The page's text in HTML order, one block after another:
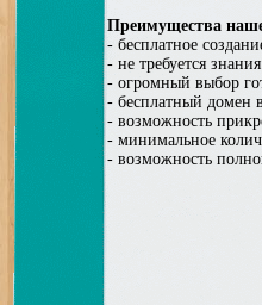
Преимущества
- бесплатное
- не требуется
- огромный выбор
- бесплатный домен
- возможность
- минимальное
- возможность